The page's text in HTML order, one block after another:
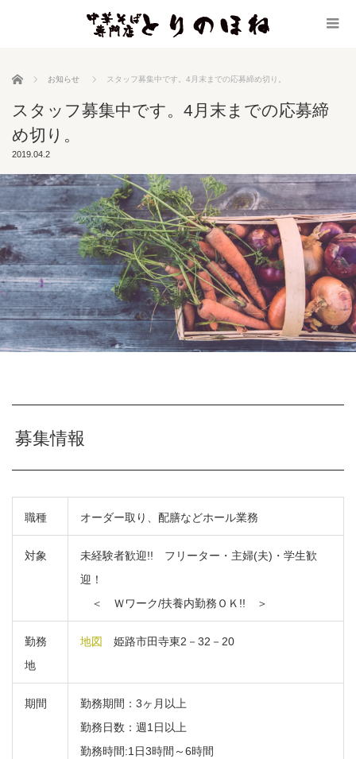
ホーム お知らせ スタッフ募集中です。4月末までの応募締め切り。
スタッフ募集中です。4月末までの応募締
め切り。
2019.04.2
募集情報
職種 オーダー取り、配膳などホール業務
対象
未経験者歓迎!! フリーター・主婦(夫)・学生歓
迎！
＜ Ｗワーク/扶養内勤務ＯＫ!! ＞
勤務
地
地図 姫路市田寺東2－32－20
期間
勤務期間：3ヶ月以上
勤務日数：週1日以上
勤務時間:1日3時間～6時間